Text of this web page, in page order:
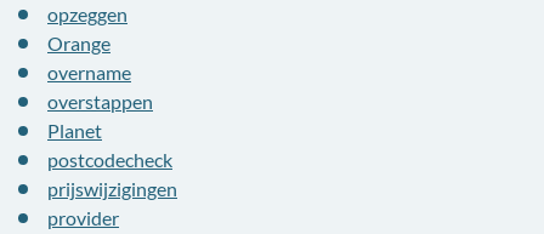
opzeggen
Orange
overname
overstappen
Planet
postcodecheck
prijswijzigingen
provider